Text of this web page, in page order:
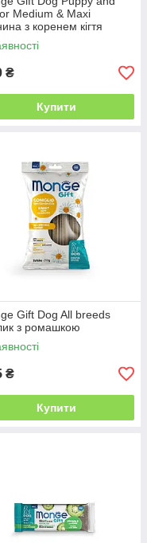
Medium & Maxi
з коренем кігтя
₴
Купити
Gift Dog All breeds
з ромашкою
₴
Купити